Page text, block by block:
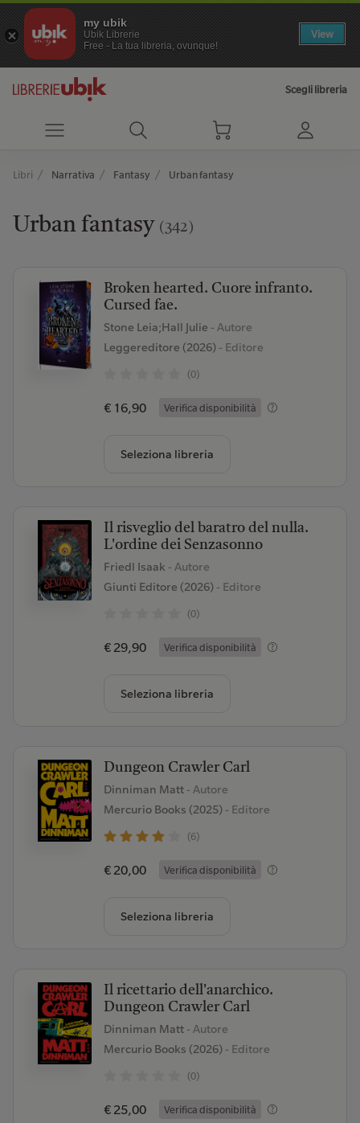
my ubik
Ubik Librerie
Free - La tua libreria, ovunque!
View
Scegli libreria
Libri Narrativa Fantasy Urban fantasy
Urban fantasy (342)
Broken hearted. Cuore infranto.
Cursed fae.
Stone Leia;Hall Julie - Autore
Leggereditore (2026)- Editore
(0)
€ 16,90 Verifica disponibilità
Seleziona libreria
Il risveglio del baratro del nulla.
L'ordine dei Senzasonno
Friedl Isaak - Autore
Giunti Editore (2026)- Editore
(0)
€ 29,90 Verifica disponibilità
Seleziona libreria
Dungeon Crawler Carl
Dinniman Matt - Autore
Mercurio Books (2025)- Editore
(6)
€ 20,00 Verifica disponibilità
Seleziona libreria
Il ricettario dell'anarchico.
Dungeon Crawler Carl
Dinniman Matt - Autore
Mercurio Books (2026)- Editore
(0)
€ 25,00 Verifica disponibilità